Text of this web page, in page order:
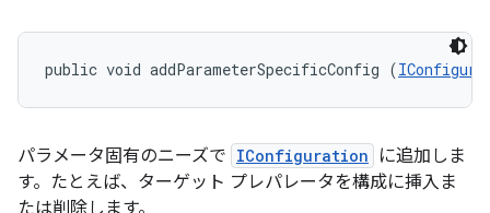
public void addParameterSpecificConfig (
パラメータ固有のニーズで IConfiguration
に追加しま
す。たとえば、ターゲット プレパレータを構成に挿入ま
たは削除します。